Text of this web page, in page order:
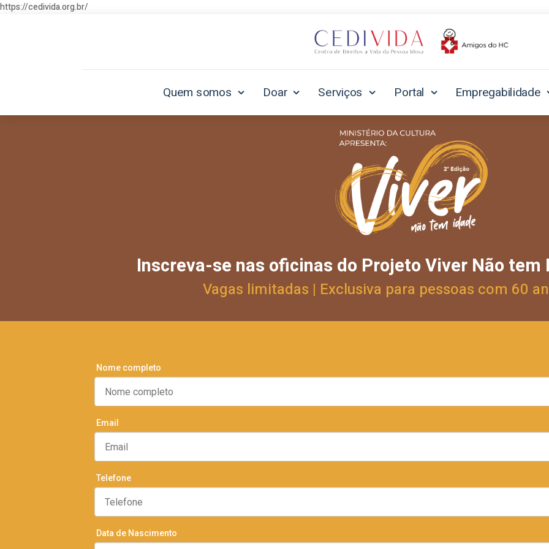
https://cedivida.org.br/
Quem somos Doar Serviços Portal Empregabilidade
Inscreva-se nas oficinas do Projeto Viver Não tem
Vagas limitadas | Exclusiva para pessoas com 60
Nome completo
Email
Telefone
Data de Nascimento